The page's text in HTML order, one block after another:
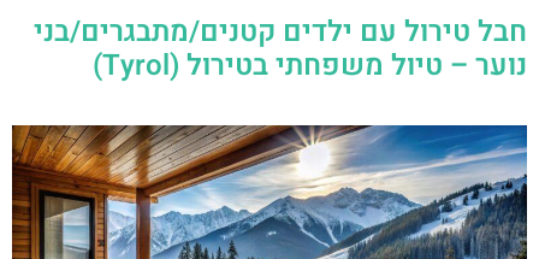
חבל טירול עם ילדים קטנים/מתבגרים/בני
נוער – טיול משפחתי בטירול (Tyrol)